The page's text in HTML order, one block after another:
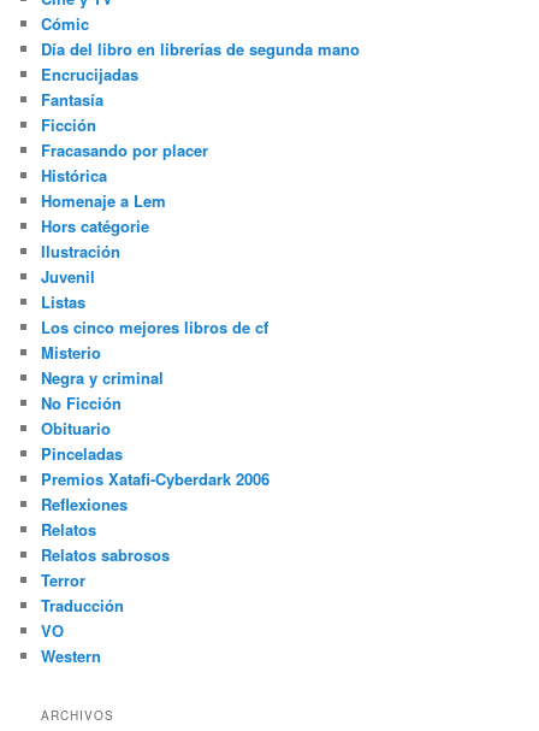
Cómic
Día del libro en librerías de segunda mano
Encrucijadas
Fantasía
Ficción
Fracasando por placer
Histórica
Homenaje a Lem
Hors catégorie
Ilustración
Juvenil
Listas
Los cinco mejores libros de cf
Misterio
Negra y criminal
No Ficción
Obituario
Pinceladas
Premios Xatafi-Cyberdark 2006
Reflexiones
Relatos
Relatos sabrosos
Terror
Traducción
VO
Western
ARCHIVOS